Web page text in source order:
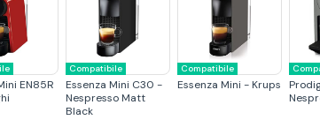
EN85R
Compatibile
Essenza Mini C30 -
Nespresso Matt
Black
Compatibile
Essenza Mini - Krups